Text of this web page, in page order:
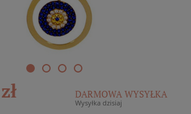
DARMOWA WYSYŁKA
Wysyłka dzisiaj